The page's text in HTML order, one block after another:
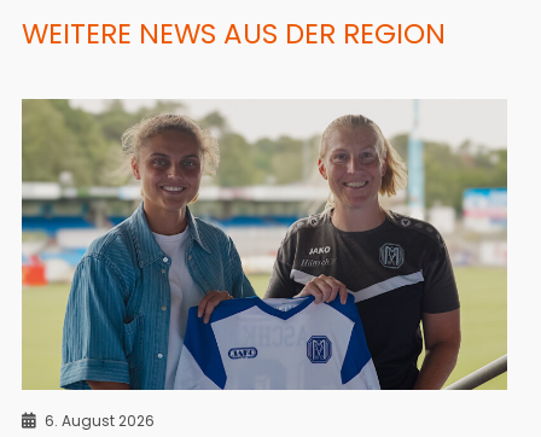
WEITERE NEWS AUS DER REGION
6. August 2026